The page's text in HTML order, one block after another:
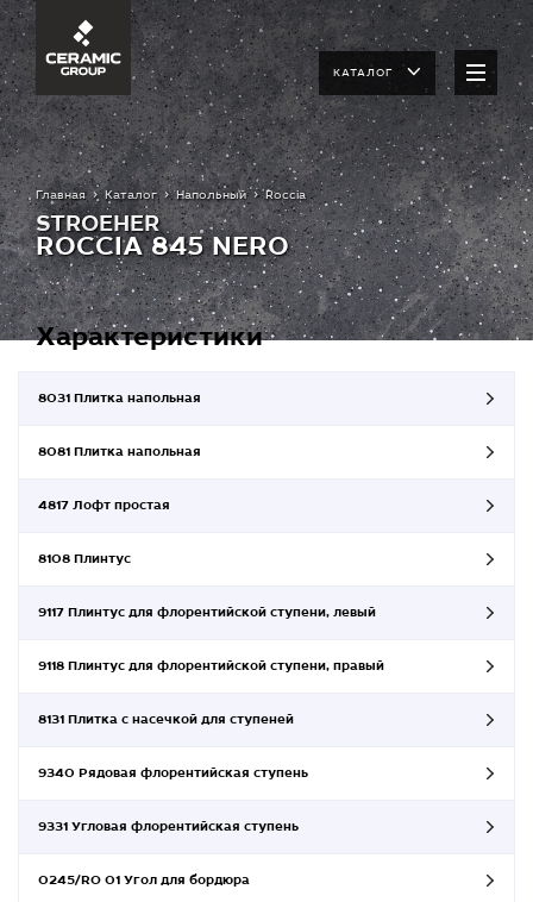
КАТАЛОГ
Главная Каталог Напольный Roccia
STROEHER
ROCCIA 845 NERO
Характеристики
8031 Плитка напольная
8081 Плитка напольная
4817 Лофт простая
8108 Плинтус
9117 Плинтус для флорентийской ступени, левый
9118 Плинтус для флорентийской ступени, правый
8131 Плитка с насечкой для ступеней
9340 Рядовая флорентийская ступень
9331 Угловая флорентийская ступень
0245/RO 01 Угол для бордюра